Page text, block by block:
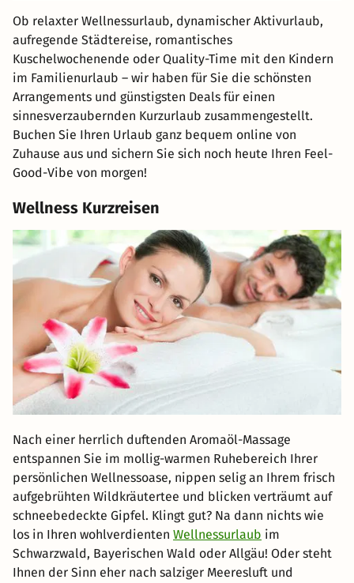
Ob relaxter Wellnessurlaub, dynamischer Aktivurlaub,
aufregende Städtereise, romantisches
Kuschelwochenende oder Quality-Time mit den Kindern
im Familienurlaub – wir haben für Sie die schönsten
Arrangements und günstigsten Deals für einen
sinnesverzaubernden Kurzurlaub zusammengestellt.
Buchen Sie Ihren Urlaub ganz bequem online von
Zuhause aus und sichern Sie sich noch heute Ihren Feel-
Good-Vibe von morgen!
Wellness Kurzreisen
Nach einer herrlich duftenden Aromaöl-Massage
entspannen Sie im mollig-warmen Ruhebereich Ihrer
persönlichen Wellnessoase, nippen selig an Ihrem frisch
aufgebrühten Wildkräutertee und blicken verträumt auf
schneebedeckte Gipfel. Klingt gut? Na dann nichts wie
los in Ihren wohlverdienten Wellnessurlaub im
Schwarzwald, Bayerischen Wald oder Allgäu! Oder steht
Ihnen der Sinn eher nach salziger Meeresluft und